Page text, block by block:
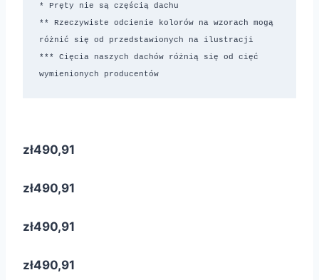
* Pręty nie są częścią dachu
** Rzeczywiste odcienie kolorów na wzorach mogą
różnić się od przedstawionych na ilustracji
*** Cięcia naszych dachów różnią się od cięć
wymienionych producentów
zł490,91
zł490,91
zł490,91
zł490,91